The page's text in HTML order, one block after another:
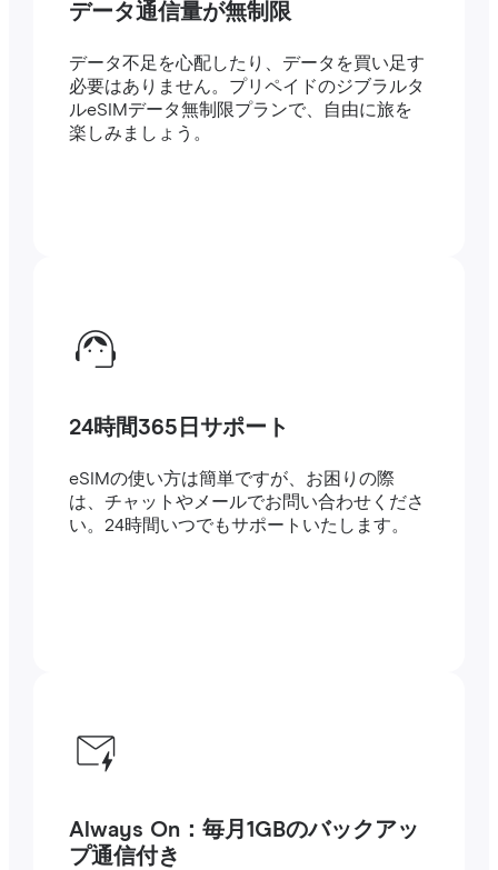
データ通信量が無制限
データ不足を心配したり、データを買い足す
必要はありません。プリペイドのジブラルタ
ルeSIMデータ無制限プランで、自由に旅を
楽しみましょう。
24時間365日サポート
eSIMの使い方は簡単ですが、お困りの際
は、チャットやメールでお問い合わせくださ
い。24時間いつでもサポートいたします。
Always On：毎月1GBのバックアッ
プ通信付き